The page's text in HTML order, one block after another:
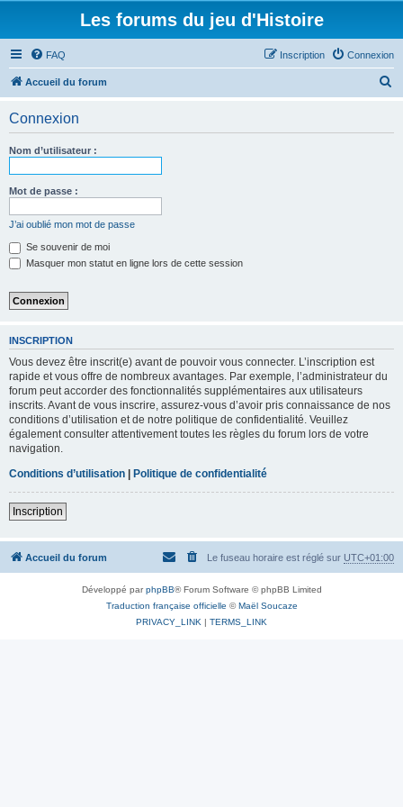
Les forums du jeu d'Histoire
FAQ Connexion
Inscription
Accueil du forum
Connexion
Nom d’utilisateur :
Mot de passe :
J’ai oublié mon mot de passe
Se souvenir de moi
Masquer mon statut en ligne lors de cette session
INSCRIPTION
Vous devez être inscrit(e) avant de pouvoir vous connecter. L’inscription est
rapide et vous offre de nombreux avantages. Par exemple, l’administrateur du
forum peut accorder des fonctionnalités supplémentaires aux utilisateurs
inscrits. Avant de vous inscrire, assurez-vous d’avoir pris connaissance de nos
conditions d’utilisation et de notre politique de confidentialité. Veuillez
également consulter attentivement toutes les règles du forum lors de votre
navigation.
Conditions d’utilisation | Politique de confidentialité
Inscription
Accueil du forum Le fuseau horaire est réglé sur UTC+01:00
Développé parphpBB® Forum Software © phpBB Limited
Traduction française officielle ©Maël Soucaze
PRIVACY_LINK | TERMS_LINK